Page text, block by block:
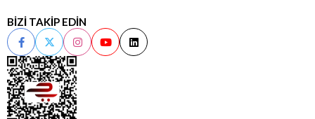
BİZİ TAKİP EDİN